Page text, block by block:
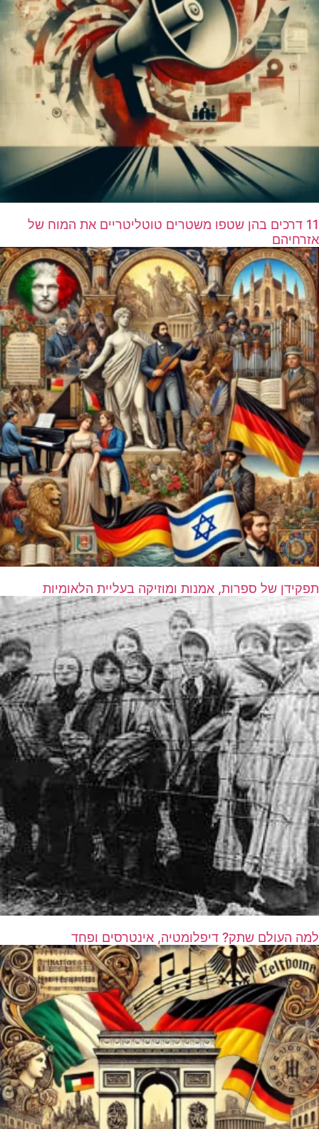
11 דרכים בהן שטפו משטרים טוטליטריים את המוח של
אזרחיהם
תפקידן של ספרות, אמנות ומוזיקה בעליית הלאומיות
למה העולם שתק? דיפלומטיה, אינטרסים ופחד